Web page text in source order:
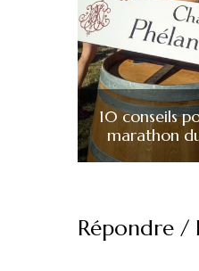
10 conseils
marathon
Répondre /